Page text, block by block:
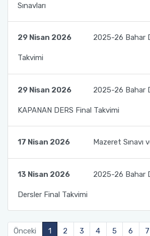
Sınavları
29 Nisan 2026 2025-26 Bahar
Takvimi
29 Nisan 2026 2025-26 Bahar
KAPANAN DERS Final Takvimi
17 Nisan 2026 Mazeret Sınavı
13 Nisan 2026 2025-26 Bahar
Dersler Final Takvimi
Önceki 1 2 3 4 5 6 7